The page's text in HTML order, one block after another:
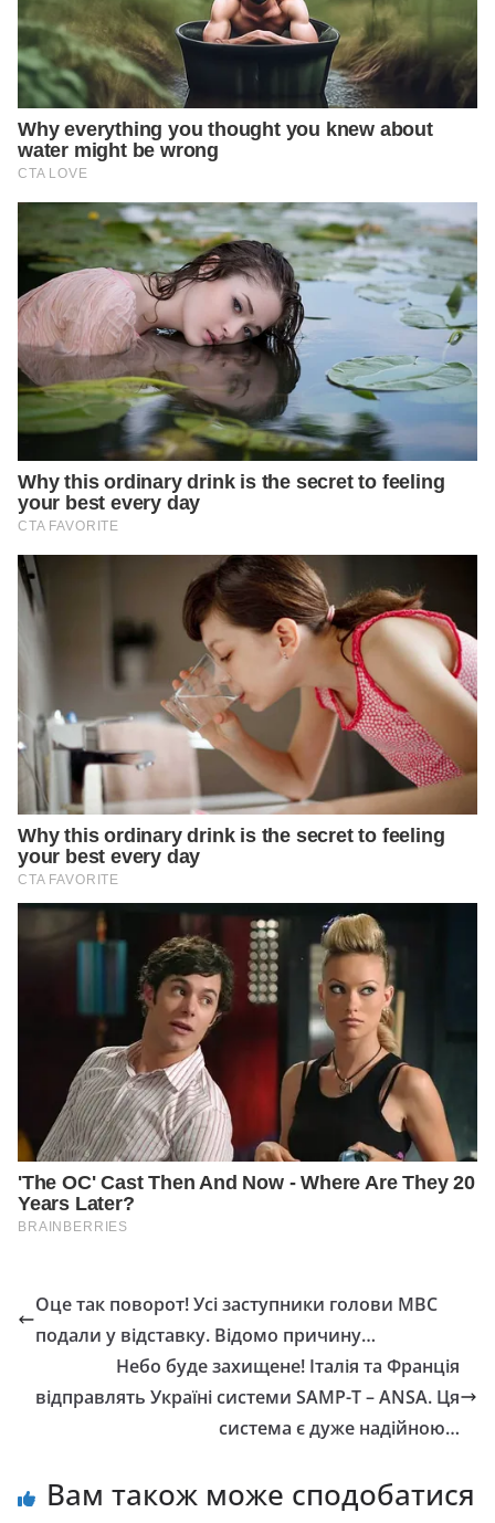
Оце так поворот! Усі заступники голови МВС
подали у відставку. Відомо причину…
Небо буде захищене! Італія та Франція
відправлять Україні системи SAMP-T – ANSA. Ця
система є дуже надійною…
Вам також може сподобатися